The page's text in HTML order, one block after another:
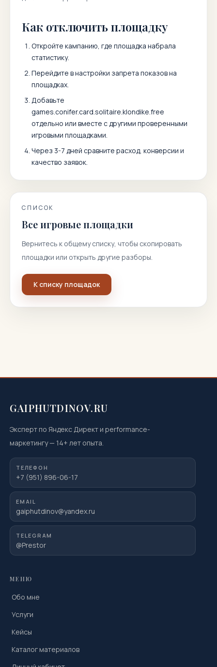
Как отключить площадку
Откройте кампанию, где площадка набрала
статистику.
Перейдите в настройки запрета показов на
площадках.
Добавьте
games.conifer.card.solitaire.klondike.free
отдельно или вместе с другими проверенными
игровыми площадками.
Через 3-7 дней сравните расход, конверсии и
качество заявок.
СПИСОК
Все игровые площадки
Вернитесь к общему списку, чтобы скопировать
площадки или открыть другие разборы.
К списку площадок
GAIPHUTDINOV.RU
Эксперт по Яндекс Директ и performance-
маркетингу— 14+ лет опыта.
ТЕЛЕФОН
+7 (951) 896-06-17
EMAIL
gaiphutdinov@yandex.ru
TELEGRAM
@Prestor
МЕНЮ
Обо мне
Услуги
Кейсы
Каталог материалов